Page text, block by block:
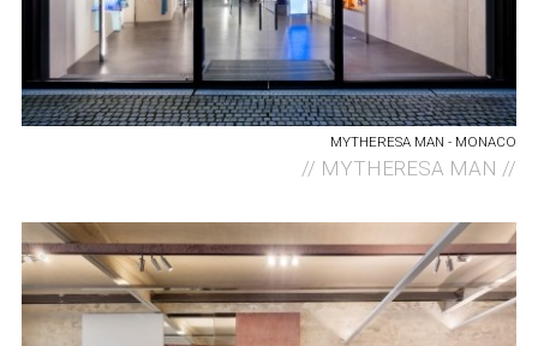
MYTHERESA MAN - MONACO
// MYTHERESA MAN //